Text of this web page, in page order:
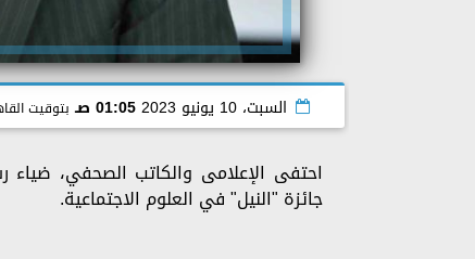
السبت، 10 يونيو 2023 01:05 صـ بتوقيت
احتفى الإعلامى والكاتب الصحفي،
جائزة "النيل" في العلوم الاجتماعية.